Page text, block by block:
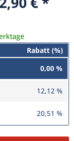
Rabatt (%)
0,00 %
12,12 %
20,51 %